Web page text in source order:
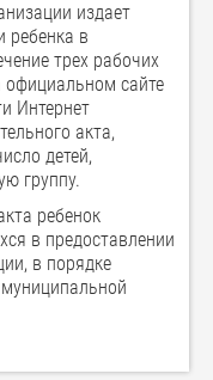
издает
ребенка в
трех рабочих
сайте
Интернет
акта,
детей,
группу.
ребенок
в предоставлении
в порядке